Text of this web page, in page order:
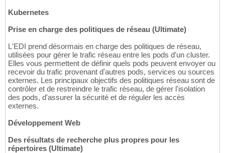
Kubernetes
Prise en charge des politiques de réseau (Ultimate)
L'EDI prend désormais en charge des politiques de réseau,
utilisées pour gérer le trafic réseau entre les pods d'un cluster.
Elles vous permettent de définir quels pods peuvent envoyer ou
recevoir du trafic provenant d'autres pods, services ou sources
externes. Les principaux objectifs des politiques réseau sont de
contrôler et de restreindre le trafic réseau, de gérer l'isolation
des pods, d'assurer la sécurité et de réguler les accès
externes.
Développement Web
Des résultats de recherche plus propres pour les
répertoires (Ultimate)